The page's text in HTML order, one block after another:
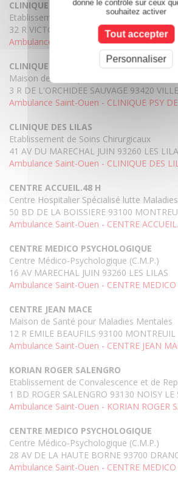
CLINIQUE DE READAPTATION
Etablissement de Convalescence et de
32 R VICTOR HUGO 93380 PIERREFITTE
Ambulance Saint-Ouen - CLINIQUE DE
CLINIQUE PSY DE L'ALLIANCE
Maison de Santé pour Maladies Mentales
3 R DE L'ORCHIDEE SAUVAGE 93420
Ambulance Saint-Ouen - CLINIQUE PSY
CLINIQUE DES LILAS
Etablissement de Soins Chirurgicaux
41 AV DU MARECHAL JUIN 93260 LES
Ambulance Saint-Ouen - CLINIQUE DES
CENTRE ACCUEIL.48 H
Centre Hospitalier Spécialisé lutte
50 BD DE LA BOISSIERE 93100
Ambulance Saint-Ouen - CENTRE
CENTRE MEDICO PSYCHOLOGIQUE
Centre Médico-Psychologique (C.M.P.)
16 AV MARECHAL JUIN 93260 LES LILAS
Ambulance Saint-Ouen - CENTRE MEDICO
CENTRE JEAN MACE
Maison de Santé pour Maladies Mentales
12 R EMILE BEAUFILS 93100 MONTREUIL
Ambulance Saint-Ouen - CENTRE JEAN
KORIAN ROGER SALENGRO
Etablissement de Convalescence et de
1 BD ROGER SALENGRO 93130 NOISY LE
Ambulance Saint-Ouen - KORIAN ROGER
CENTRE MEDICO PSYCHOLOGIQUE
Centre Médico-Psychologique (C.M.P.)
28 AV DE LA HAUTE BORNE 93700
Ambulance Saint-Ouen - CENTRE MEDICO
donne le contrôle sur ceux
souhaitez activer
Tout accepter
Personnaliser